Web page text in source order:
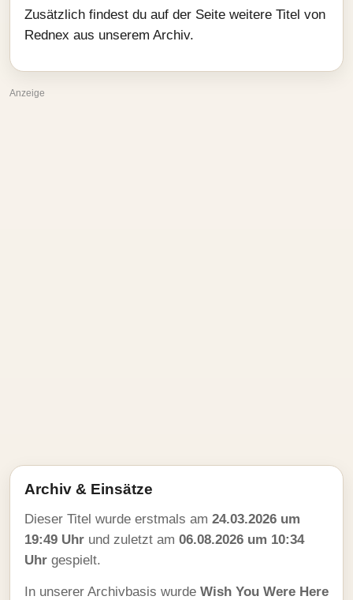
Zusätzlich findest du auf der Seite weitere Titel von
Rednex aus unserem Archiv.
Anzeige
Archiv & Einsätze
Dieser Titel wurde erstmals am 24.03.2026 um
19:49 Uhr und zuletzt am 06.08.2026 um 10:34
Uhr gespielt.
In unserer Archivbasis wurde Wish You Were Here